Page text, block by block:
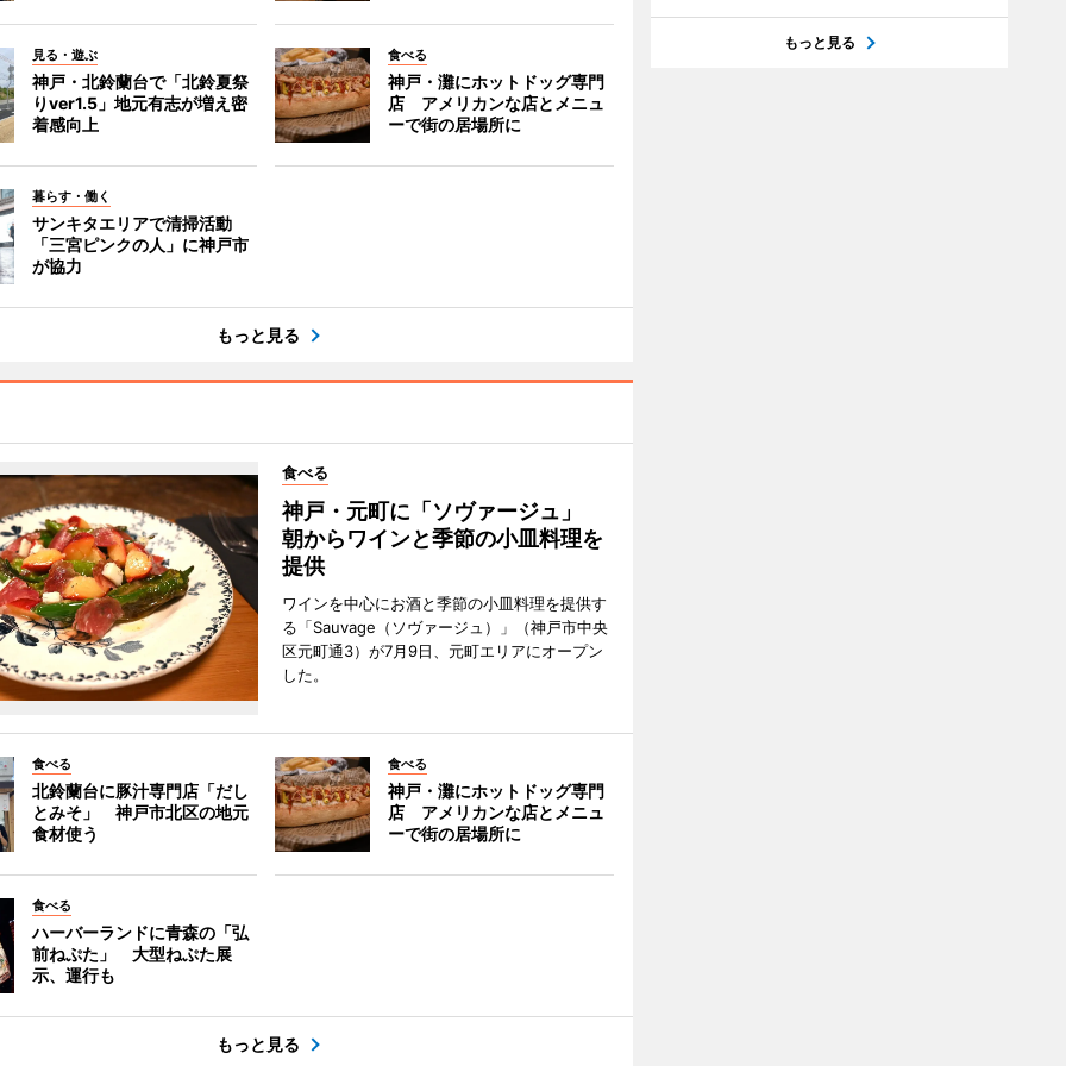
見る・遊ぶ
神戸・北鈴蘭台で「北鈴夏祭
りver1.5」地元有志が増え密
着感向上
食べる
神戸・灘にホットドッグ専門
店 アメリカンな店とメニュ
ーで街の居場所に
暮らす・働く
サンキタエリアで清掃活動
「三宮ピンクの人」に神戸市
が協力
もっと見る
食べる
神戸・元町に「ソヴァージュ」
朝からワインと季節の小皿料理を
提供
ワインを中心にお酒と季節の小皿料理を提供す
る「Sauvage（ソヴァージュ）」（神戸市中央
区元町通3）が7月9日、元町エリアにオープン
した。
食べる
北鈴蘭台に豚汁専門店「だし
とみそ」 神戸市北区の地元
食材使う
食べる
神戸・灘にホットドッグ専門
店 アメリカンな店とメニュ
ーで街の居場所に
食べる
ハーバーランドに青森の「弘
前ねぷた」 大型ねぷた展
示、運行も
もっと見る
もっと見る